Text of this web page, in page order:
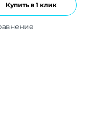
Купить в 1 клик